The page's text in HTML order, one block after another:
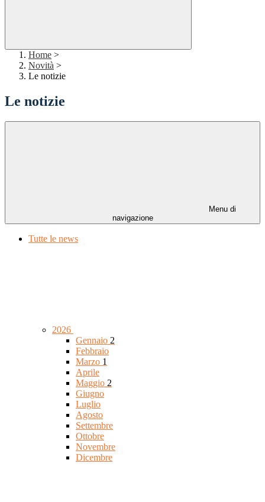
Home >
Novità >
Le notizie
Le notizie
Menu di
navigazione
Tutte le news
2026
Gennaio 2
Febbraio
Marzo 1
Aprile
Maggio 2
Giugno
Luglio
Agosto
Settembre
Ottobre
Novembre
Dicembre